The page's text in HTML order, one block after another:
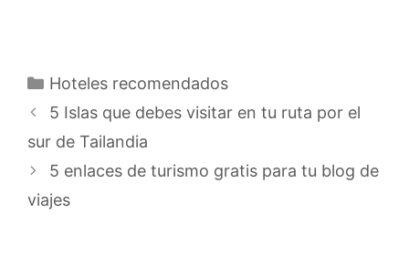
Categorías
Hoteles recomendados
5 Islas que debes visitar en tu ruta por el
sur de Tailandia
5 enlaces de turismo gratis para tu blog de
viajes